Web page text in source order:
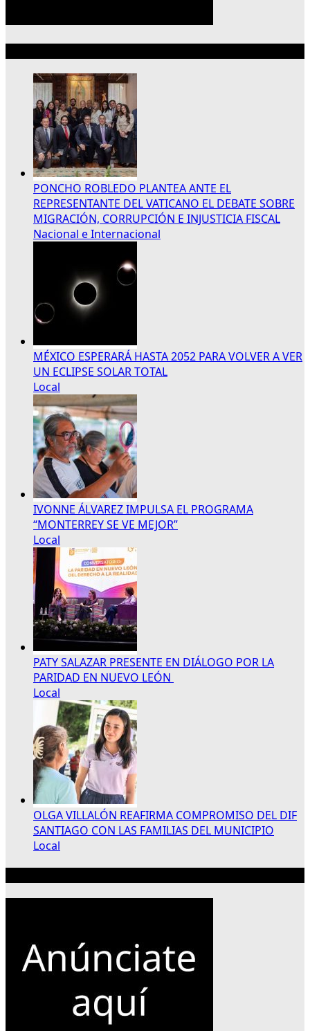
PONCHO ROBLEDO PLANTEA ANTE EL
REPRESENTANTE DEL VATICANO EL DEBATE SOBRE
MIGRACIÓN, CORRUPCIÓN E INJUSTICIA FISCAL
Nacional e Internacional
MÉXICO ESPERARÁ HASTA 2052 PARA VOLVER A VER
UN ECLIPSE SOLAR TOTAL
Local
IVONNE ÁLVAREZ IMPULSA EL PROGRAMA
“MONTERREY SE VE MEJOR”
Local
PATY SALAZAR PRESENTE EN DIÁLOGO POR LA
PARIDAD EN NUEVO LEÓN
Local
OLGA VILLALÓN REAFIRMA COMPROMISO DEL DIF
SANTIAGO CON LAS FAMILIAS DEL MUNICIPIO
Local